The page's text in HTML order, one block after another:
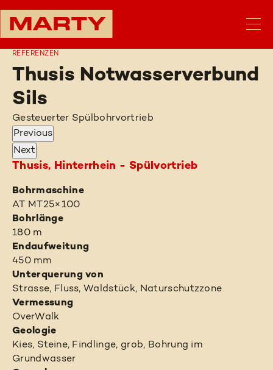
REFERENZEN
Thusis Notwasserverbund
Sils
Gesteuerter Spülbohrvortrieb
Previous
Next
Thusis, Hinterrhein - Spülvortrieb
Bohrmaschine
AT MT25×100
Bohrlänge
180 m
Endaufweitung
450 mm
Unterquerung von
Strasse, Fluss, Waldstück, Naturschutzzone
Vermessung
OverWalk
Geologie
Kies, Steine, Findlinge, grob, Bohrung im
Grundwasser